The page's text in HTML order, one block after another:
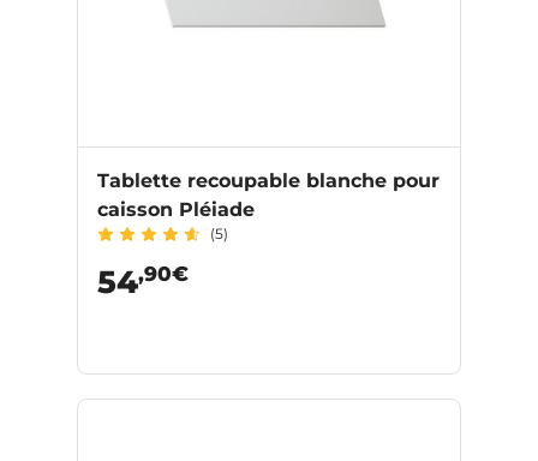
Tablette recoupable blanche pour
caisson Pléiade
(5)
54,90€